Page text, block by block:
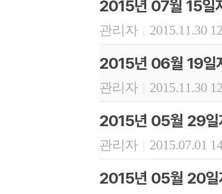
2015년 07월 15일
관리자 | 2015.11.30
2015년 06월 19일
관리자 | 2015.11.30
2015년 05월 29일
관리자 | 2015.07.01
2015년 05월 20일